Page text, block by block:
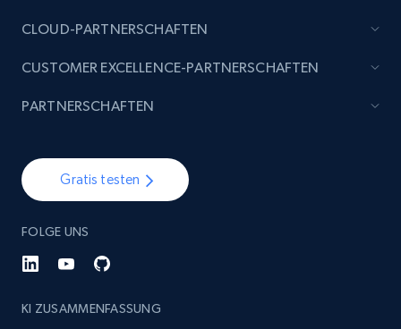
Gratis testen
FOLGE UNS
KI ZUSAMMENFASSUNG
CLOUD-PARTNERSCHAFTEN
CUSTOMER EXCELLENCE-PARTNERSCHAFTEN
PARTNERSCHAFTEN